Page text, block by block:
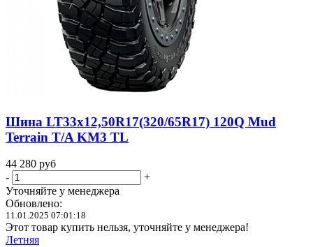
Шина LT33x12,50R17(320/65R17) 120Q Mud
Terrain T/A KM3 TL
44 280 руб
-
+
Уточняйте у менеджера
Обновлено:
11.01.2025 07:01:18
Этот товар купить нельзя, уточняйте у менеджера!
Летняя